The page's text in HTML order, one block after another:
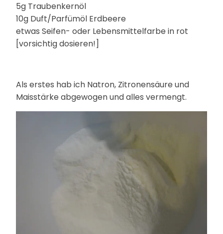
5g Traubenkernöl
10g Duft/Parfümöl Erdbeere
etwas Seifen- oder Lebensmittelfarbe in rot
[vorsichtig dosieren!]
Als erstes hab ich Natron, Zitronensäure und
Maisstärke abgewogen und alles vermengt.